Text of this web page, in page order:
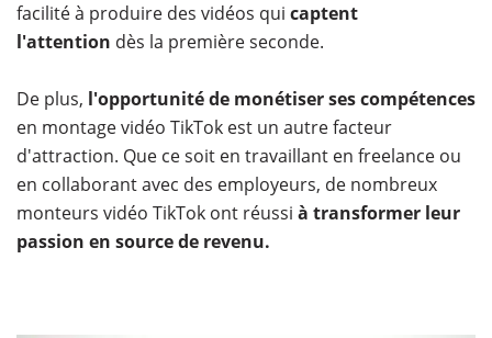
facilité à produire des vidéos qui captent
l'attention dès la première seconde.
De plus, l'opportunité de monétiser ses compétences
en montage vidéo TikTok est un autre facteur
d'attraction. Que ce soit en travaillant en freelance ou
en collaborant avec des employeurs, de nombreux
monteurs vidéo TikTok ont réussi à transformer leur
passion en source de revenu.